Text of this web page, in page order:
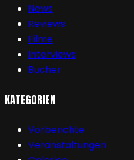
News
Reviews
Filme
Interviews
Bücher
KATEGORIEN
Vorberichte
Veranstaltungen